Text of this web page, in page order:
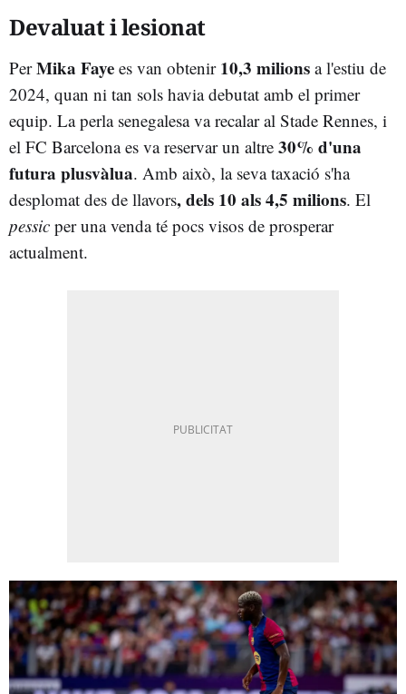
Devaluat i lesionat
PerMika Faye es van obtenir 10,3 milions a l'estiu de
2024, quan ni tan sols havia debutat amb el primer
equip. La perla senegalesa va recalar al Stade Rennes, i
el FC Barcelona es va reservar un altre 30% d'una
futura plusvàlua. Amb això, la seva taxació s'ha
desplomat des de llavors, dels 10 als 4,5 milions. El
pessic per una venda té pocs visos de prosperar
actualment.